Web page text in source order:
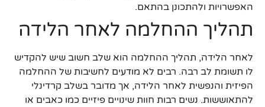
האפשרויות ולהתכונן בהתאם.
תהליך ההחלמה לאחר הלידה
לאחר הלידה, תהליך ההחלמה הוא שלב חשוב שיש להקדיש
לו תשומת לב רבה. רבים לא מודעים לחשיבות של ההחלמה
הפיזית והנפשית לאחר הלידה, אך מדובר בשלב קרדינלי
להתאוששות. נשים רבות חוות שינויים פיזיים כמו כאבים או